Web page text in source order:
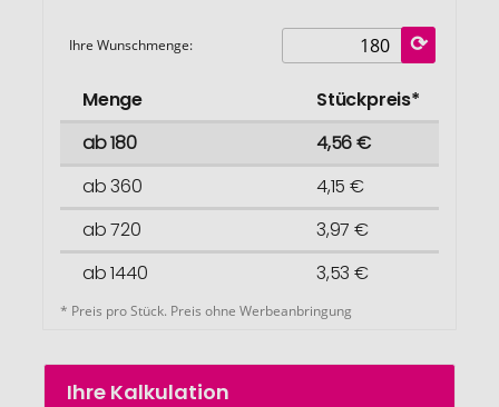
Ihre Wunschmenge:
Menge
Stückpreis*
ab 180
4,56 €
ab 360
4,15 €
ab 720
3,97 €
ab 1440
3,53 €
* Preis pro Stück. Preis ohne Werbeanbringung
Ihre Kalkulation